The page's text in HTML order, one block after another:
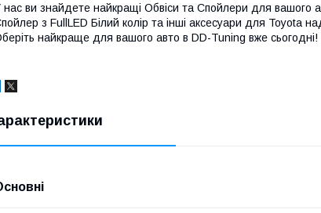
нас ви знайдете найкращі Обвіси та Спойлери для вашого
з FullLED Білий колір та інші аксесуари для Toyota
найкраще для вашого авто в DD-Tuning вже сьогодні!